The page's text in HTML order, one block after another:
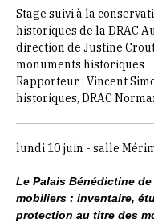
Stage suivi à la
historiques de la DRAC
direction de Justine
monuments historiques
Rapporteur : Vincent
historiques, DRAC
lundi 10 juin - salle
Le Palais Bénédictine
mobiliers : inventaire,
protection au titre des